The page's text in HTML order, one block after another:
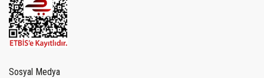
Sosyal Medya